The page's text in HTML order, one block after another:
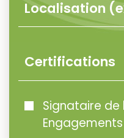
Certifications
Signataire
Engagements